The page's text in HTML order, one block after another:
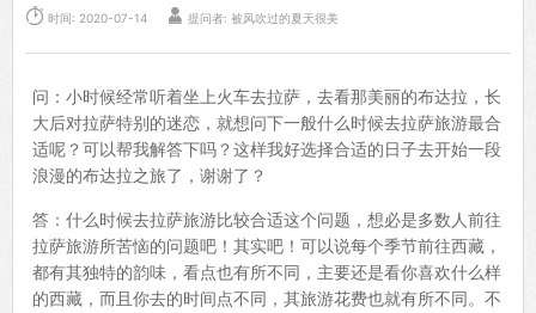
 时间: 2020-07-14  提问者: 被风吹过的夏天很美
问：小时候经常听着坐上火车去拉萨，去看那美丽的布达拉，长
大后对拉萨特别的迷恋，就想问下一般什么时候去拉萨旅游最合
适呢？可以帮我解答下吗？这样我好选择合适的日子去开始一段
浪漫的布达拉之旅了，谢谢了？
答：什么时候去拉萨旅游比较合适这个问题，想必是多数人前往
拉萨旅游所苦恼的问题吧！其实吧！可以说每个季节前往西藏，
都有其独特的韵味，看点也有所不同，主要还是看你喜欢什么样
的西藏，而且你去的时间点不同，其旅游花费也就有所不同。不